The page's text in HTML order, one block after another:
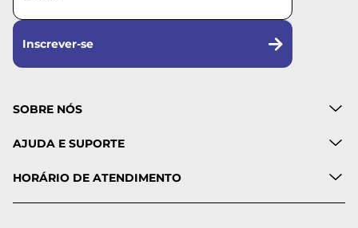
Inscrever-se
SOBRE NÓS
AJUDA E SUPORTE
HORÁRIO DE ATENDIMENTO